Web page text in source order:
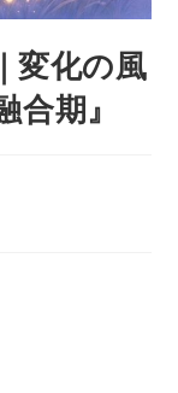
変化の風
期』